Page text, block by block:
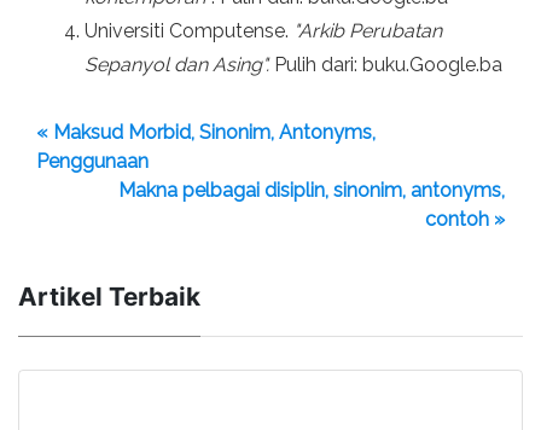
Universiti Computense. "Arkib Perubatan
Sepanyol dan Asing".Pulih dari: buku.Google.ba
« Maksud Morbid, Sinonim, Antonyms,
Penggunaan
Makna pelbagai disiplin, sinonim, antonyms,
contoh »
Artikel Terbaik